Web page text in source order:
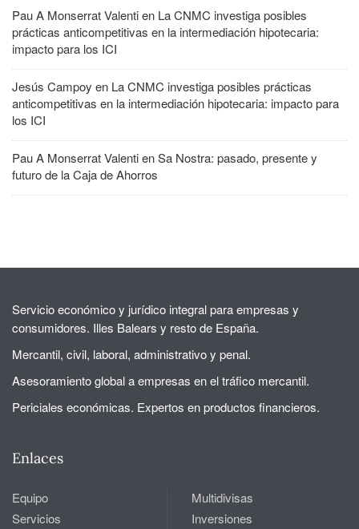
Pau A Monserrat Valentien La CNMC investiga posibles
prácticas anticompetitivas en la intermediación hipotecaria:
impacto para los ICI
Jesús Campoy en La CNMC investiga posibles prácticas
anticompetitivas en la intermediación hipotecaria: impacto para
los ICI
Pau A Monserrat ValentienSa Nostra: pasado, presente y
futuro de la Caja de Ahorros
Servicio económico y jurídico integral para empresas y
consumidores. Illes Balears y resto de España.
Mercantil, civil, laboral, administrativo y penal.
Asesoramiento global a empresas en el tráfico mercantil.
Periciales económicas. Expertos en productos financieros.
Enlaces
Equipo
Servicios
Multidivisas
Inversiones